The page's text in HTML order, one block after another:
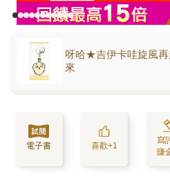
呀哈★吉伊卡哇旋風再
來
電子書 喜歡+1
寫
賺